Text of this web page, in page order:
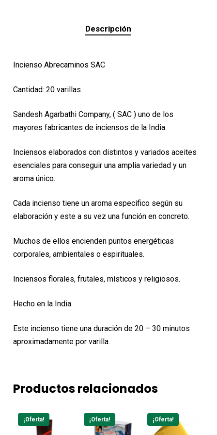
Descripción
Incienso Abrecaminos SAC
Cantidad: 20 varillas
Sandesh Agarbathi Company, ( SAC ) uno de los
mayores fabricantes de inciensos de la India.
Inciensos elaborados con distintos y variados aceites
esenciales para conseguir una amplia variedad y un
aroma único.
Cada incienso tiene un aroma especifico según su
elaboración y este a su vez una función en concreto.
Muchos de ellos encienden puntos energéticas
corporales, ambientales o espirituales.
Inciensos florales, frutales, místicos y religiosos.
Hecho en la India.
Este incienso tiene una duración de 20 – 30 minutos
aproximadamente por varilla.
Productos relacionados
¡Oferta! ¡Oferta! ¡Oferta!